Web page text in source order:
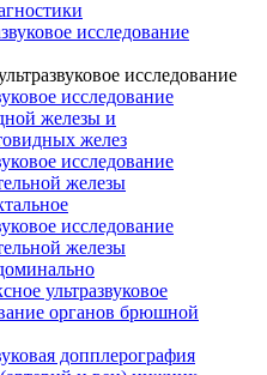
исследование
исследование
исследование
железы и
желез
исследование
железы
исследование
железы
ультразвуковое
органов брюшной
допплерография